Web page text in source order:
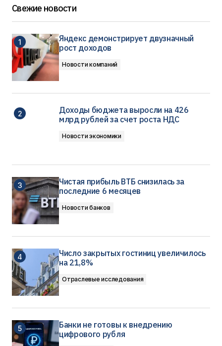
Свежие новости
Яндекс демонстрирует двузначный
рост доходов
Новости компаний
Доходы бюджета выросли на 426
млрд рублей за счет роста НДС
Новости экономики
Чистая прибыль ВТБ снизилась за
последние 6 месяцев
Новости банков
Число закрытых гостиниц увеличилось
на 21,8%
Отраслевые исследования
Банки не готовы к внедрению
цифрового рубля